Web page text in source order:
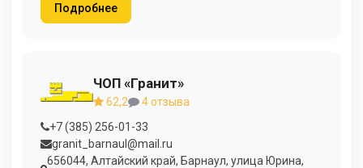
Подробнее
ЧОП «Гранит»
62,2
4 отзыва
+7 (385) 256-01-33
granit_barnaul@mail.ru
656044, Алтайский край, Барнаул, улица Юрина,